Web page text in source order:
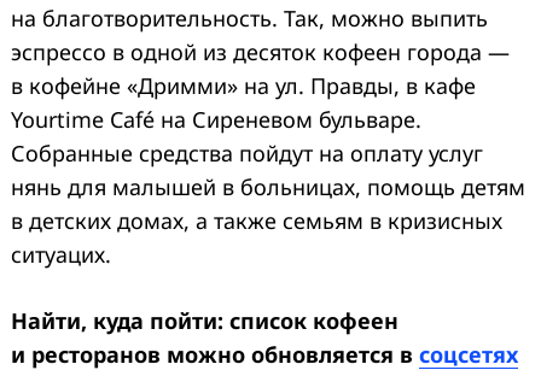
на благотворительность. Так, можно выпить
эспрессо в одной из десяток кофеен города —
в кофейне «Дримми» на ул. Правды, в кафе
Yourtime Café на Сиреневом бульваре.
Собранные средства пойдут на оплату услуг
нянь для малышей в больницах, помощь детям
в детских домах, а также семьям в кризисных
ситуацих.
Найти, куда пойти: список кофеен
и ресторанов можно обновляется в соцсетях